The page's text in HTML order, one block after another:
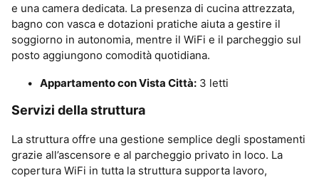
e una camera dedicata. La presenza di cucina attrezzata,
bagno con vasca e dotazioni pratiche aiuta a gestire il
soggiorno in autonomia, mentre il WiFi e il parcheggio sul
posto aggiungono comodità quotidiana.
Appartamento con Vista Città: 3 letti
Servizi della struttura
La struttura offre una gestione semplice degli spostamenti
grazie all’ascensore e al parcheggio privato in loco. La
copertura WiFi in tutta la struttura supporta lavoro,